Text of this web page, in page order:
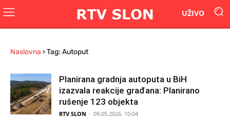
UŽIVO
Naslovna ›Tag: Autoput
Planirana gradnja autoputa u BiH
izazvala reakcije građana: Planirano
rušenje 123 objekta
RTV SLON - 09.05.2026. 10:04